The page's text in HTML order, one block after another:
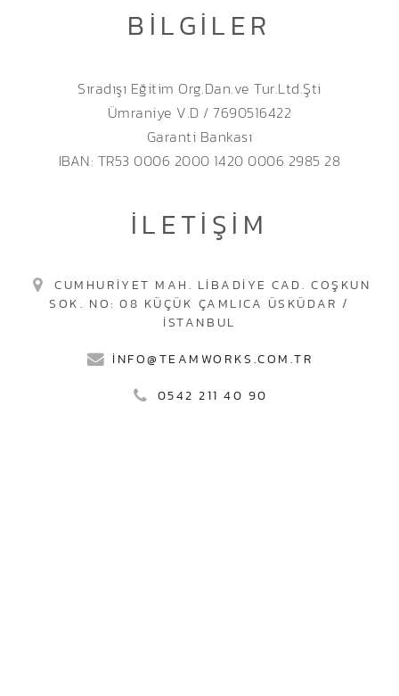
BILGILER
Sıradışı Eğitim Org.Dan.ve Tur.Ltd.Şti
Ümraniye V.D / 7690516422
Garanti Bankası
IBAN: TR53 0006 2000 1420 0006 2985 28
İLETIŞIM
CUMHURIYET MAH. LIBADIYE CAD. COŞKUN
SOK. NO: 08 KÜÇÜK ÇAMLICA ÜSKÜDAR /
İSTANBUL
INFO@TEAMWORKS.COM.TR
0542 211 40 90